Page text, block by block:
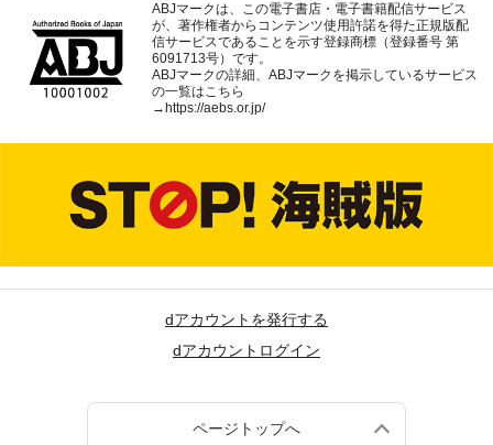
ABJマークは、この電子書店・電子書籍配信サービス
が、著作権者からコンテンツ使用許諾を得た正規版配
信サービスであることを示す登録商標（登録番号 第
6091713号）です。
ABJマークの詳細、ABJマークを掲示しているサービス
の一覧はこちら
→ https://aebs.or.jp/
dアカウントを発行する
dアカウントログイン
ページトップへ